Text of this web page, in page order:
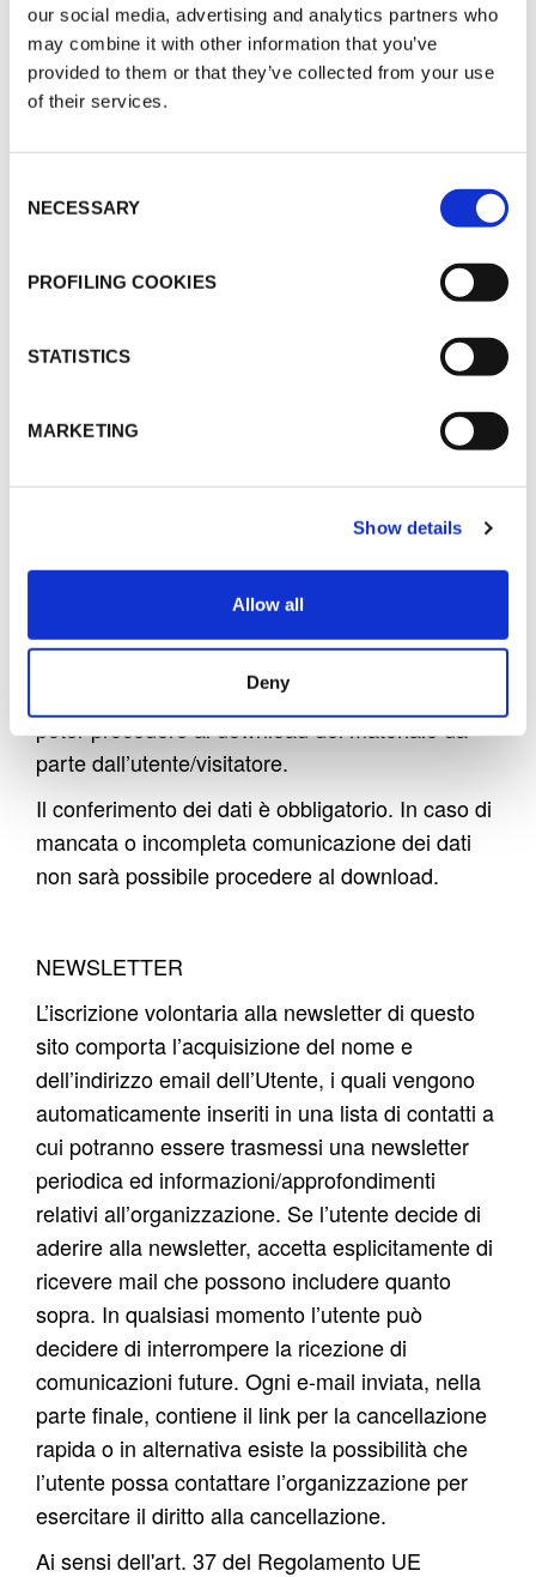
our social media, advertising and analytics partners who
may combine it with other information that you’ve
provided to them or that they’ve collected from your use
of their services.
Selection
NECESSARY
PROFILING COOKIES
STATISTICS
MARKETING
Show details
Allow all
Deny
costituisce il presupposto indispensabile per le
finalità correlate alla gestione della richiesta
ovvero per poter rispondere alle richieste
poter ricontattare l’utente al fine di fornire
finalità correlate alla gestione della richiesta di
informazioni ovvero per poter rispondere alle
richieste avanzate dall’utente/visitatore. In caso
di mancata o incompleta comunicazione dei dati
dell’utente.
Form di registrazione
La richiesta di documentazione tecnica
alla registrazione mediante dati personali da
presupposto indispensabile per le finalità
correlate alla gestione della richiesta ovvero per
poter procedere al download del materiale da
parte dall’utente/visitatore.
Il conferimento dei dati è obbligatorio. In caso di
mancata o incompleta comunicazione dei dati
non sarà possibile procedere al download.
NEWSLETTER
L’iscrizione volontaria alla newsletter di questo
sito comporta l’acquisizione del nome e
dell’indirizzo email dell’Utente, i quali vengono
automaticamente inseriti in una lista di contatti a
cui potranno essere trasmessi una newsletter
periodica ed informazioni/approfondimenti
relativi all’organizzazione. Se l’utente decide di
aderire alla newsletter, accetta esplicitamente di
ricevere mail che possono includere quanto
sopra. In qualsiasi momento l’utente può
decidere di interrompere la ricezione di
comunicazioni future. Ogni e-mail inviata, nella
parte finale, contiene il link per la cancellazione
rapida o in alternativa esiste la possibilità che
l’utente possa contattare l’organizzazione per
esercitare il diritto alla cancellazione.
Ai sensi dell'art. 37 del Regolamento UE